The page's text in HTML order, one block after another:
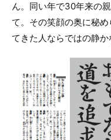
ん。同い年で30年来の
て。その笑顔の奥に秘
てきた人ならではの静か